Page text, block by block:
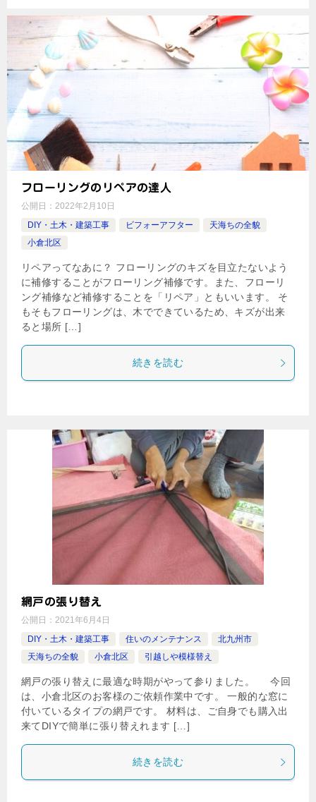
フローリングのリペアの達人
公開日： 2022年2月10日
DIY・土木・建築工事
ビフォーアフター
天海ちの全貌
小倉北区
リペアってなあに？ フローリングのキズを目立たないよう
に補修することがフローリング補修です。また、フローリ
ング補修など補修することを「リペア」ともいいます。 そ
もそもフローリングは、木でできているため、キズが出来
ると場所 […]
続きを読む
網戸の張り替え
公開日： 2021年6月4日
DIY・土木・建築工事
住いのメンテナンス
北九州市
天海ちの全貌
小倉北区 引越しや模様替え
網戸の張り替えに最適な時期がやって参りました。 今回
は、小倉北区のお客様のご依頼作業中です。 一般的な窓に
付いているタイプの網戸です。 材料は、ご自身でも購入出
来てDIYで簡単に張り替えれます […]
続きを読む